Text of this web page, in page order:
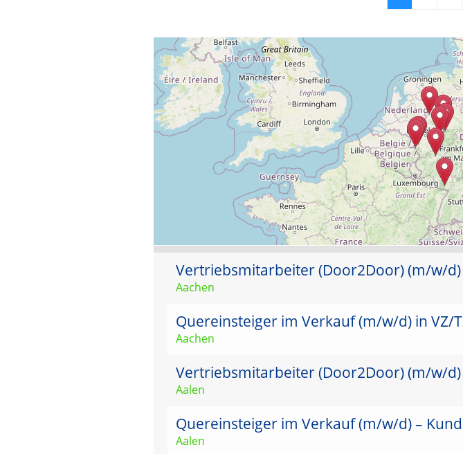
Vertriebsmitarbeiter (Door2Door) (m/w/d)
Aachen
Quereinsteiger im Verkauf (m/w/d) in VZ/
Aachen
Vertriebsmitarbeiter (Door2Door) (m/w/d)
Aalen
Quereinsteiger im Verkauf (m/w/d) –
Aalen